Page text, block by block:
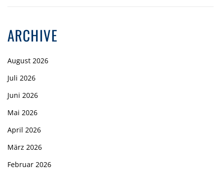
ARCHIVE
August 2026
Juli 2026
Juni 2026
Mai 2026
April 2026
März 2026
Februar 2026